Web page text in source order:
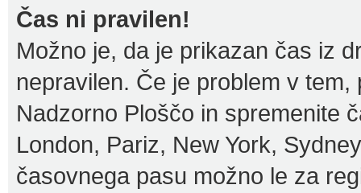
Čas ni pravilen!
Možno je, da je prikazan čas iz
nepravilen. Če je problem v
Nadzorno Ploščo in spremenite
London, Pariz, New York,
časovnega pasu možno le za